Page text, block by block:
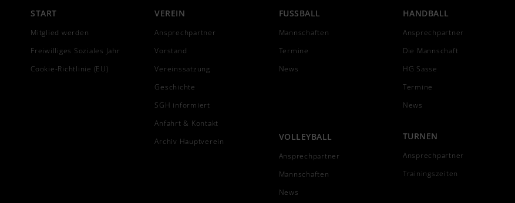
START
Mitglied werden
Freiwilliges Soziales Jahr
Cookie-Richtlinie (EU)
VEREIN
Ansprechpartner
Vorstand
Vereinssatzung
Geschichte
SGH informiert
Anfahrt & Kontakt
Archiv Hauptverein
FUSSBALL
Mannschaften
Termine
News
VOLLEYBALL
Ansprechpartner
Mannschaften
News
HANDBALL
Ansprechpartner
Die Mannschaft
HG Sasse
Termine
News
TURNEN
Ansprechpartner
Trainingszeiten